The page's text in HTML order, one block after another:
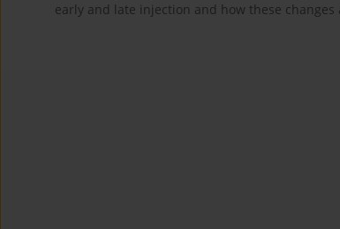
early and late injection and how these